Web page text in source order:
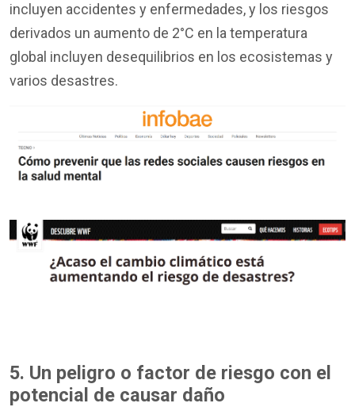
incluyen accidentes y enfermedades, y los riesgos
derivados un aumento de 2°C en la temperatura
global incluyen desequilibrios en los ecosistemas y
varios desastres.
5. Un peligro o factor de riesgo con el
potencial de causar daño